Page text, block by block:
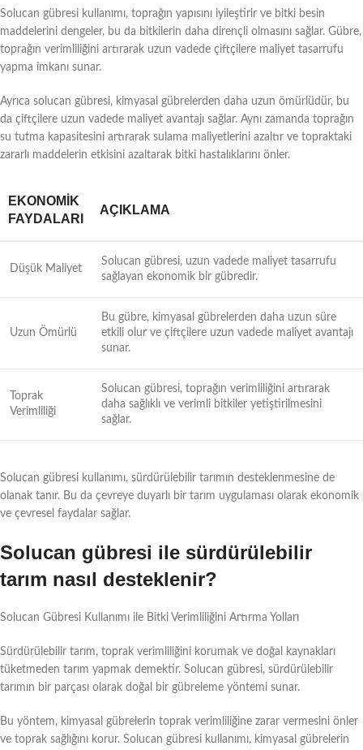
Solucan gübresi kullanımı, toprağın yapısını iyileştirir ve bitki besin
maddelerini dengeler, bu da bitkilerin daha dirençli olmasını sağlar. Gübre,
toprağın verimliliğini artırarak uzun vadede çiftçilere maliyet tasarrufu
yapma imkanı sunar.
Ayrıca solucan gübresi, kimyasal gübrelerden daha uzun ömürlüdür, bu
da çiftçilere uzun vadede maliyet avantajı sağlar. Aynı zamanda toprağın
su tutma kapasitesini artırarak sulama maliyetlerini azaltır ve topraktaki
zararlı maddelerin etkisini azaltarak bitki hastalıklarını önler.
EKONOMIK
FAYDALARI
AÇIKLAMA
Düşük Maliyet
Solucan gübresi, uzun vadede maliyet tasarrufu
sağlayan ekonomik bir gübredir.
Uzun Ömürlü
Bu gübre, kimyasal gübrelerden daha uzun süre
etkili olur ve çiftçilere uzun vadede maliyet avantajı
sunar.
Toprak
Verimliliği
Solucan gübresi, toprağın verimliliğini artırarak
daha sağlıklı ve verimli bitkiler yetiştirilmesini
sağlar.
Solucan gübresi kullanımı, sürdürülebilir tarımın desteklenmesine de
olanak tanır. Bu da çevreye duyarlı bir tarım uygulaması olarak ekonomik
ve çevresel faydalar sağlar.
Solucan gübresi ile sürdürülebilir
tarım nasıl desteklenir?
Solucan Gübresi Kullanımı ile Bitki Verimliliğini Artırma Yolları
Sürdürülebilir tarım, toprak verimliliğini korumak ve doğal kaynakları
tüketmeden tarım yapmak demektir. Solucan gübresi, sürdürülebilir
tarımın bir parçası olarak doğal bir gübreleme yöntemi sunar.
Bu yöntem, kimyasal gübrelerin toprak verimliliğine zarar vermesini önler
ve toprak sağlığını korur. Solucan gübresi kullanımı, kimyasal gübrelerin